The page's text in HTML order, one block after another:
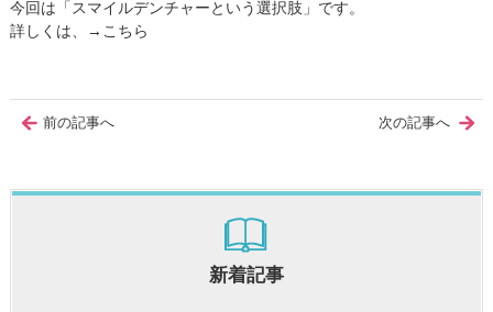
今回は「スマイルデンチャーという選択肢」です。
詳しくは、→ こちら
前の記事へ 次の記事へ
新着記事